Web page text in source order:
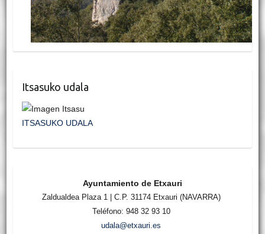
Itsasuko udala
ITSASUKO UDALA
Ayuntamiento de Etxauri
Zaldualdea Plaza 1 | C.P. 31174 Etxauri (NAVARRA)
Teléfono: 948 32 93 10
udala@etxauri.es